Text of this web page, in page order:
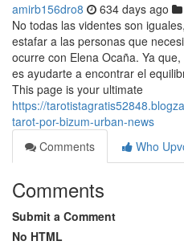
amirb156dro8 634 days ago
No todas las videntes son
estafar a las personas que
ocurre con Elena Ocaña. Ya
es ayudarte a encontrar el
This page is your ultimate
https://
tarot-por-bizum-urban-news
Comments
Who
Comments
Submit a Comment
No HTML